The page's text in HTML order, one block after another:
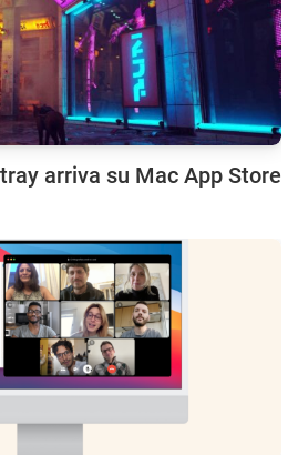
arriva su Mac App Store